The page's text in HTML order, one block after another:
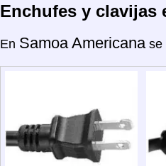
Enchufes y clavijas
En Samoa Americana se